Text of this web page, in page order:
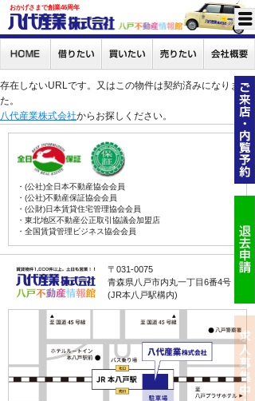
おかげさまで創業46周年
存在しないURLです。又はこの物件は契約済みになりまし
た。
八代産業株式会社からお探しください。
・(公社)全日本不動産協会会員
・(公社)不動産保証協会会員
・(公財)日本賃貸住宅管理協会会員
・東北地区不動産公正取引協議会加盟店
・全国賃貸管理ビジネス協会会員
〒031-0075
青森県八戸市内丸一丁目6番4号
(JR本八戸駅構内)